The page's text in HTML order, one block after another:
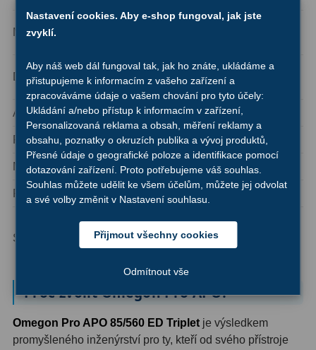
Astronomické
Lovecké a turistické
Univerzální
Kapesní 14
Dětské
Námořní 12
Dálkoměry a Noční vidění17
Dálkoměry9
Noční vidění
Montáž
OTA (bez
Doporučeno pro
Pokročilí
uživatelé
Astrofotografie ano
Planety a Měsíc ano
Mlhoviny a galaxie ano
Pozorování přírody
Slunce
pouze s
vhodným
Proč zvolit Omegon Pro APO?
Omegon Pro APO 85/560 ED Triplet je výsledkem
promyšleného inženýrství pro ty, kteří od svého přístroje
Nastavení cookies. Aby e-shop fungoval, jak jste
zvyklí.
Aby náš web dál fungoval tak, jak ho znáte, ukládáme a
přistupujeme k informacím z vašeho zařízení a
zpracováváme údaje o vašem chování pro tyto účely:
Ukládání a/nebo přístup k informacím v zařízení,
Personalizovaná reklama a obsah, měření reklamy a
obsahu, poznatky o okruzích publika a vývoj produktů,
Přesné údaje o geografické poloze a identifikace pomocí
dotazování zařízení. Proto potřebujeme váš souhlas.
Souhlas můžete udělit ke všem účelům, můžete jej odvolat
a své volby změnit v Nastavení souhlasu.
Přijmout všechny cookies
Odmítnout vše